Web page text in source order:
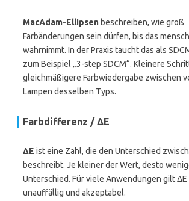
MacAdam-Ellipsen beschreiben, wie groß
Farbänderungen sein dürfen, bis das
wahrnimmt. In der Praxis taucht das als
zum Beispiel „3-step SDCM“. Kleinere
gleichmäßigere Farbwiedergabe zwischen
Lampen desselben Typs.
Farbdifferenz / ΔE
ΔE ist eine Zahl, die den Unterschied
beschreibt. Je kleiner der Wert, desto
Unterschied. Für viele Anwendungen gilt ΔE
unauffällig und akzeptabel.